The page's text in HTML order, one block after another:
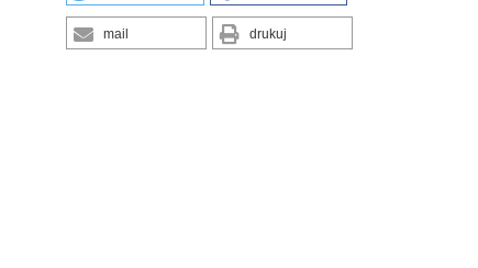
mail drukuj